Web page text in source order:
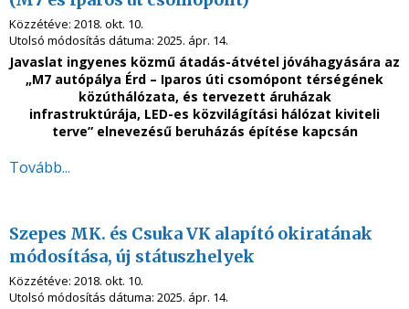
Közzétéve: 2018. okt. 10.
Utolsó módosítás dátuma: 2025. ápr. 14.
Javaslat ingyenes közmű átadás-átvétel jóváhagyására az
„M7 autópálya Érd – Iparos úti csomópont térségének
közúthálózata, és tervezett áruházak
infrastruktúrája, LED-es közvilágítási hálózat kiviteli
terve” elnevezésű beruházás építése kapcsán
Tovább...
Szepes MK. és Csuka VK alapító okiratának
módosítása, új státuszhelyek
Közzétéve: 2018. okt. 10.
Utolsó módosítás dátuma: 2025. ápr. 14.